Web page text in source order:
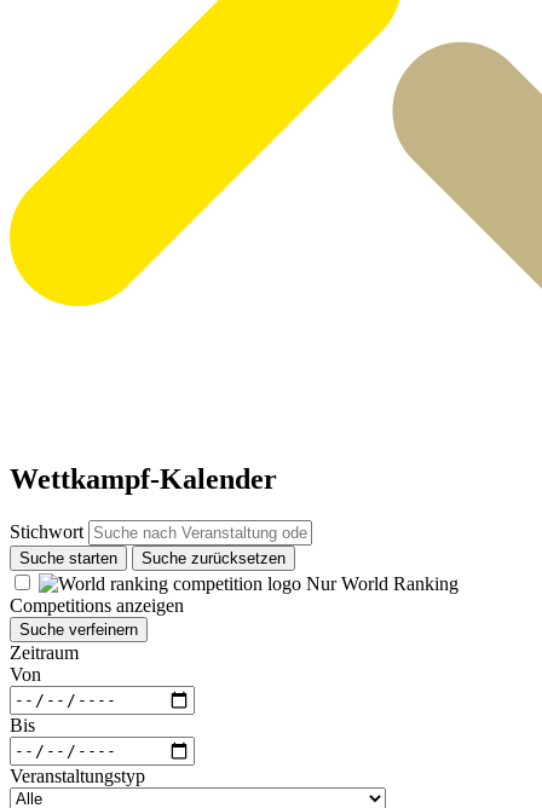
Wettkampf-Kalender
Stichwort
Suche starten Suche zurücksetzen
Nur World Ranking
Competitions anzeigen
Suche verfeinern
Zeitraum
Von
Bis
Veranstaltungstyp